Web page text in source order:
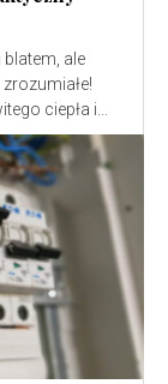
ale
ciepła i...